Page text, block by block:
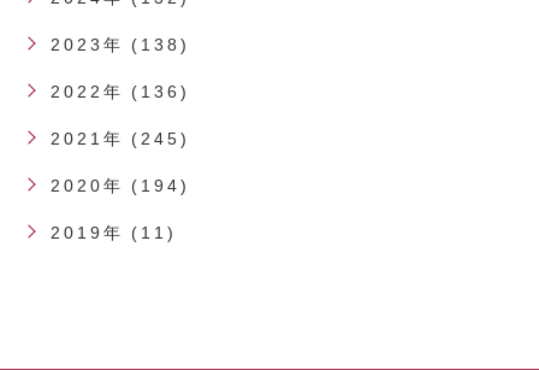
2023年 (138)
2022年 (136)
2021年 (245)
2020年 (194)
2019年 (11)